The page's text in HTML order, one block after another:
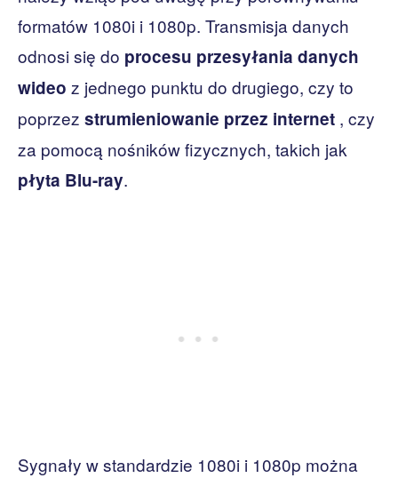
formatów 1080i i 1080p. Transmisja danych
odnosi się do procesu przesyłania danych
wideo z jednego punktu do drugiego, czy to
poprzez strumieniowanie przez internet , czy
za pomocą nośników fizycznych, takich jak
płyta Blu-ray.
Sygnały w standardzie 1080i i 1080p można